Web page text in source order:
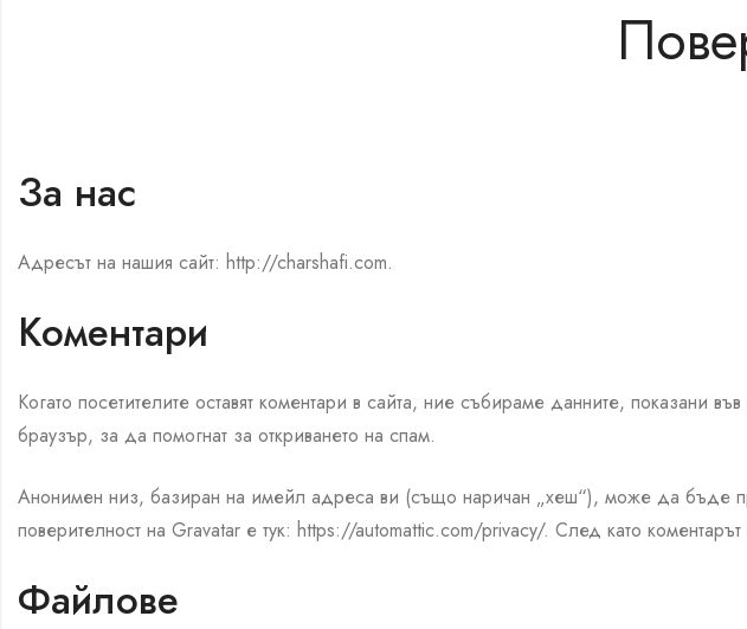
За нас
Адресът на нашия сайт: http://charshafi.com.
Коментари
Когато посетителите оставят коментари в сайта, ние събираме данните, показани
браузър, за да помогнат за откриването на спам.
Анонимен низ, базиран на имейл адреса ви (също наричан „хеш“), може да бъде
поверителност на Gravatar е тук: https://automattic.com/privacy/. След като
Файлове